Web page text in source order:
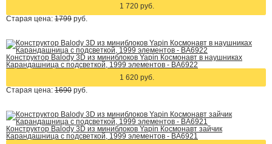
1 720 руб.
Старая цена: 1799 руб.
Конструктор Balody 3D из миниблоков Yapin Космонавт в наушниках
Карандашница с подсветкой, 1999 элементов - BA6922
1 620 руб.
Старая цена: 1690 руб.
Конструктор Balody 3D из миниблоков Yapin Космонавт зайчик
Карандашница с подсветкой, 1999 элементов - BA6921